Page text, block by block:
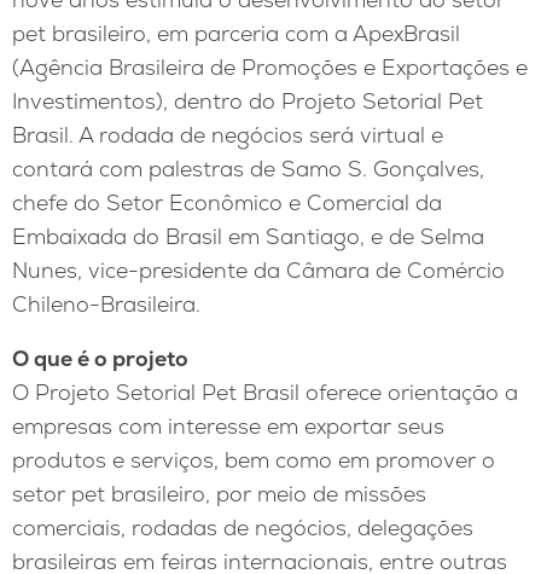
pet brasileiro, em parceria com a ApexBrasil
(Agência Brasileira de Promoções e Exportações e
Investimentos), dentro do Projeto Setorial Pet
Brasil. A rodada de negócios será virtual e
contará com palestras de Samo S. Gonçalves,
chefe do Setor Econômico e Comercial da
Embaixada do Brasil em Santiago, e de Selma
Nunes, vice-presidente da Câmara de Comércio
Chileno-Brasileira.
O que é o projeto
O Projeto Setorial Pet Brasil oferece orientação a
empresas com interesse em exportar seus
produtos e serviços, bem como em promover o
setor pet brasileiro, por meio de missões
comerciais, rodadas de negócios, delegações
brasileiras em feiras internacionais, entre outras